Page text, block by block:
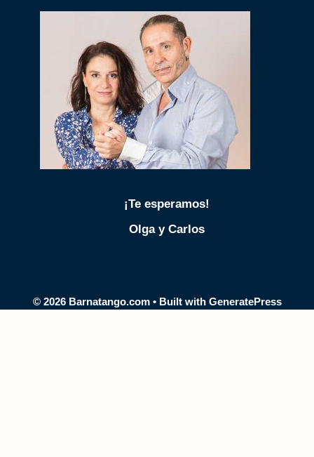
¡Te esperamos!
Olga y Carlos
© 2026 Barnatango.com• Built with GeneratePress